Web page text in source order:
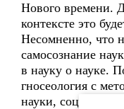
Нового времени.
контексте это
Несомненно, что
самосознание
в науку о науке.
гносеология с
науки,